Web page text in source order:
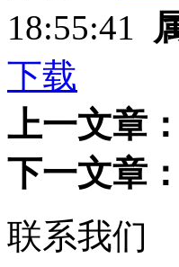
18:55:41
下载
上一文章：
下一文章：
联系我们